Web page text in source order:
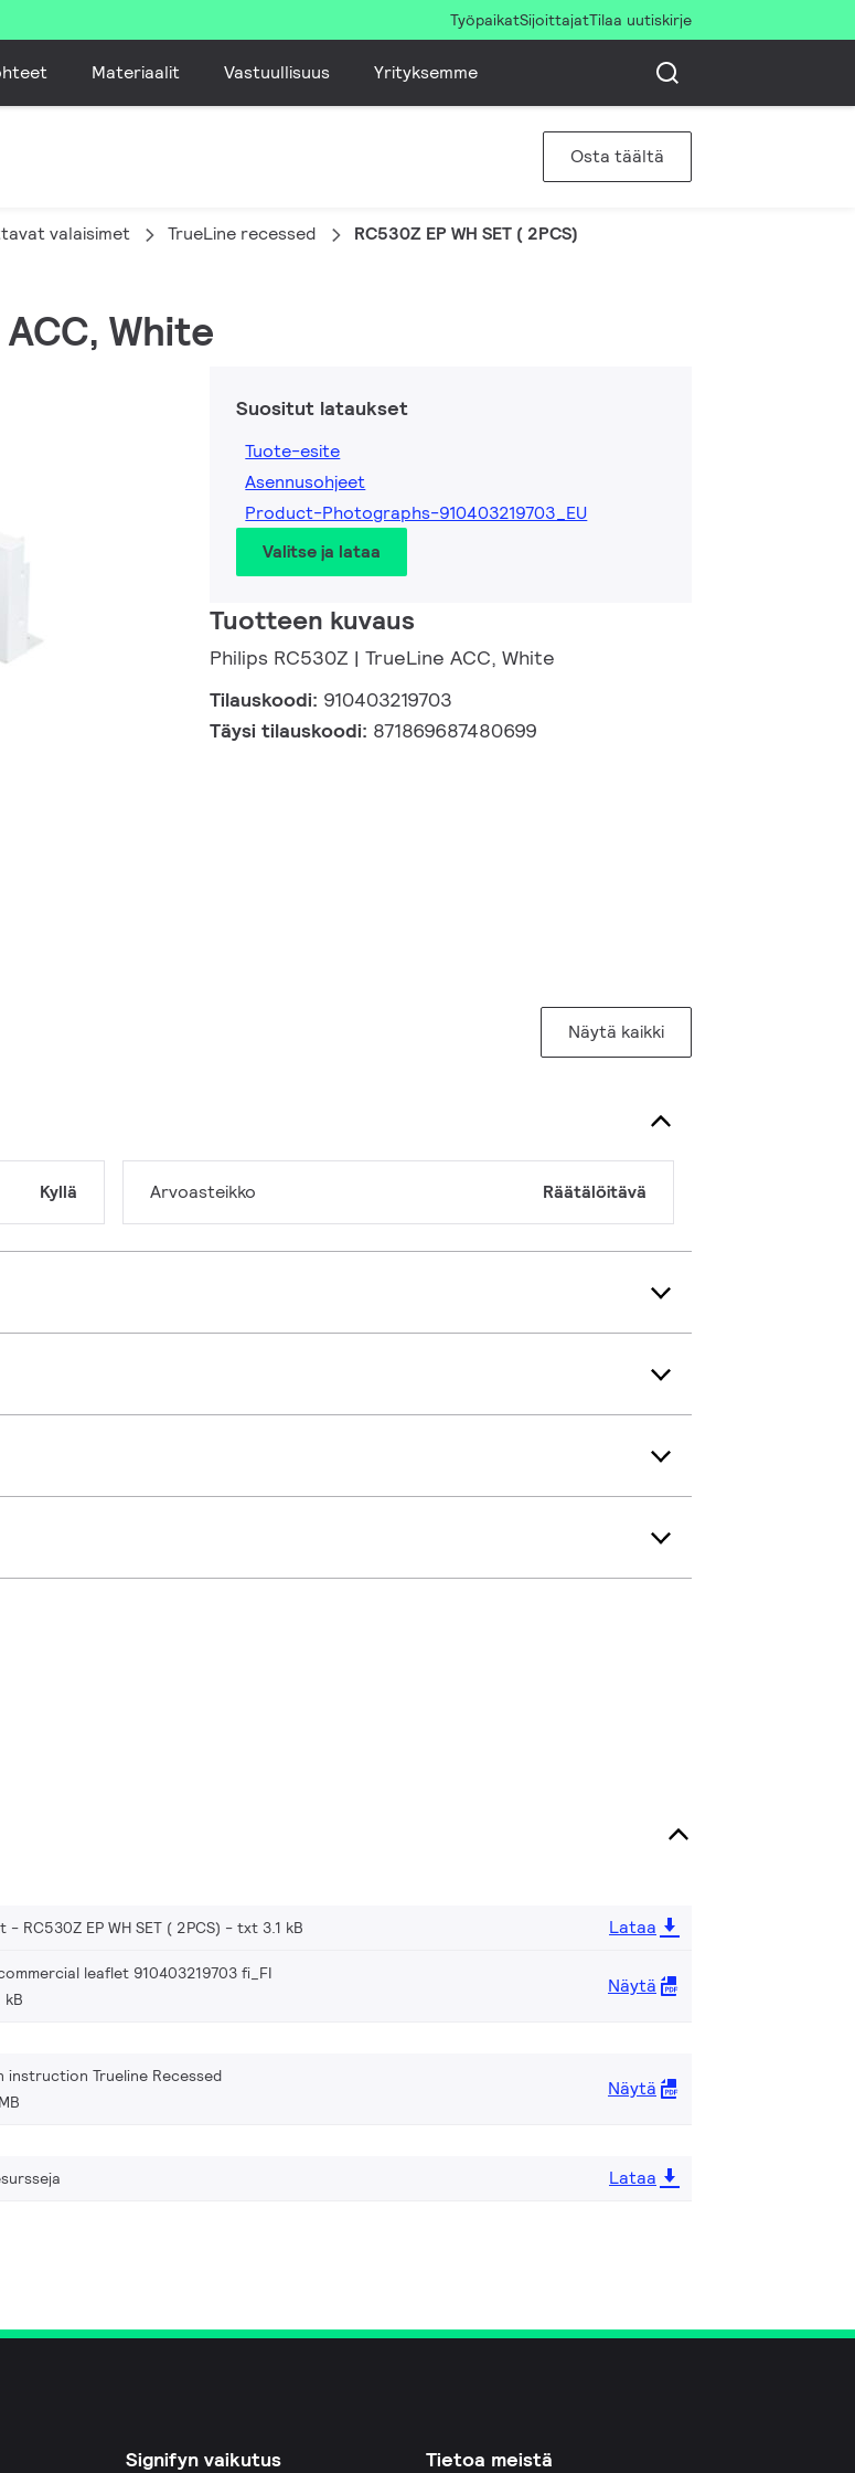
TyöpaikatSijoittajatTilaa uutiskirje
Materiaalit Vastuullisuus Yrityksemme
Osta täältä
valaisimet TrueLine recessed RC530Z EP WH SET ( 2PCS)
White
Suositut lataukset
Tuote-esite
Asennusohjeet
Product-Photographs-910403219703_EU
Valitse ja lataa
Tuotteen kuvaus
Philips RC530Z | TrueLine ACC, White
Tilauskoodi: 910403219703
Täysi tilauskoodi: 871869687480699
Näytä kaikki
Kyllä Arvoasteikko Räätälöitävä
- RC530Z EP WH SET ( 2PCS) txt 3.1 kB Lataa
leaflet 910403219703 fi_FI
kB
Näytä
instruction Trueline Recessed
Näytä
Lataa
Signifyn vaikutus Tietoa meistä